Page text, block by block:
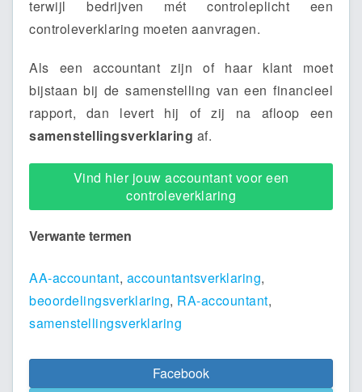
terwijl bedrijven mét controleplicht een
controleverklaring moeten aanvragen.
Als een accountant zijn of haar klant moet
bijstaan bij de samenstelling van een financieel
rapport, dan levert hij of zij na afloop een
samenstellingsverklaring af.
Vind hier jouw accountant voor een
controleverklaring
Verwante termen
AA-accountant, accountantsverklaring,
beoordelingsverklaring, RA-accountant,
samenstellingsverklaring
Facebook